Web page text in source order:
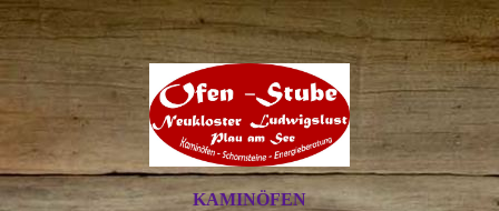
KAMINÖFEN